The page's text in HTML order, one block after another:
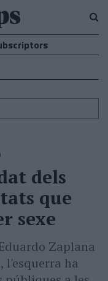
dels
que
sexe
Zaplana
l'esquerra ha